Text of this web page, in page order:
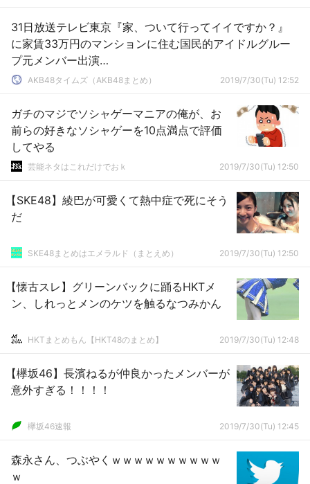
31日放送テレビ東京『家、ついて行ってイイですか？』
に家賃33万円のマンションに住む国民的アイドルグルー
プ元メンバー出演
【AKB48/SKE48/NMB48/HKT48/NGT48/STU48/チーム
AKB48タイムズ（AKB48まとめ） 2019/7/30(Tu) 12:52
ガチのマジでソシャゲーマニアの俺が、お
前らの好きなソシャゲーを10点満点で評価
してやる
芸能ネタはこれだけでおｋ 2019/7/30(Tu) 12:50
【SKE48】綾巴が可愛くて熱中症で死にそう
だ
SKE48まとめはエメラルド（まとえめ） 2019/7/30(Tu) 12:50
【懐古スレ】グリーンバックに踊るHKTメ
ン、しれっとメンのケツを触るなつみかん
HKTまとめもん【HKT48のまとめ】 2019/7/30(Tu) 12:48
【欅坂46】長濱ねるが仲良かったメンバーが
意外すぎる！！！！
欅坂46速報 2019/7/30(Tu) 12:45
森永さん、つぶやくｗｗｗｗｗｗｗｗｗｗ
ｗ